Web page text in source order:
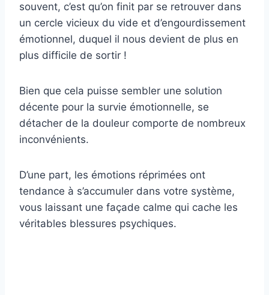
souvent, c’est qu’on finit par se retrouver dans
un cercle vicieux du vide et d’engourdissement
émotionnel, duquel il nous devient de plus en
plus difficile de sortir !
Bien que cela puisse sembler une solution
décente pour la survie émotionnelle, se
détacher de la douleur comporte de nombreux
inconvénients.
D’une part, les émotions réprimées ont
tendance à s’accumuler dans votre système,
vous laissant une façade calme qui cache les
véritables blessures psychiques.